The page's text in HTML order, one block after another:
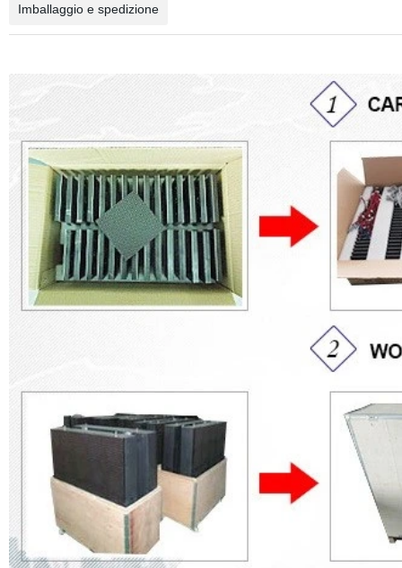
Imballaggio e spedizione